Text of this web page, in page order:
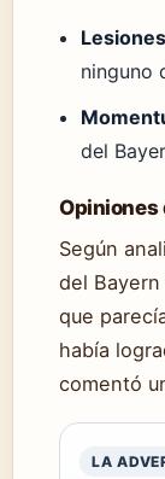
ninguno
del
Opiniones
Según
del Bayern
que
había
comentó
LA